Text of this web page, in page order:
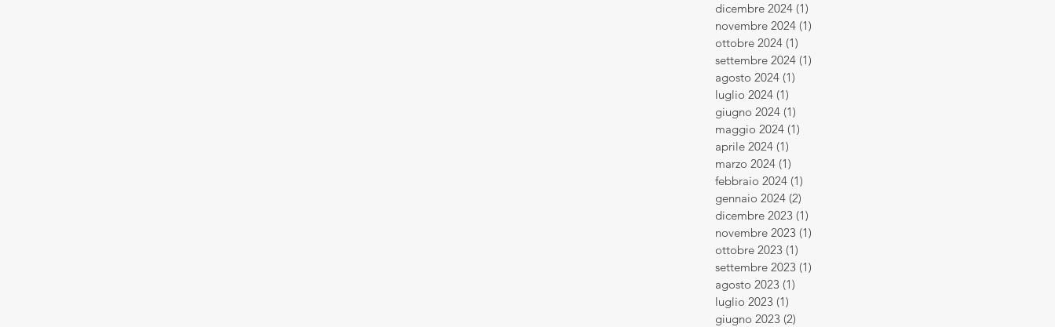
dicembre 2024 (1)
novembre 2024 (1)
ottobre 2024 (1)
settembre 2024 (1)
agosto 2024 (1)
luglio 2024 (1)
giugno 2024 (1)
maggio 2024 (1)
aprile 2024 (1)
marzo 2024 (1)
febbraio 2024 (1)
gennaio 2024 (2)
dicembre 2023 (1)
novembre 2023 (1)
ottobre 2023 (1)
settembre 2023 (1)
agosto 2023 (1)
luglio 2023 (1)
giugno 2023 (2)